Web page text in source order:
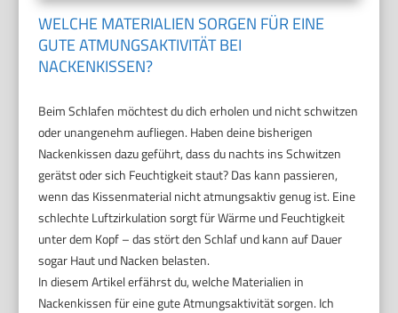
WELCHE MATERIALIEN SORGEN FÜR EINE
GUTE ATMUNGSAKTIVITÄT BEI
NACKENKISSEN?
Beim Schlafen möchtest du dich erholen und nicht schwitzen
oder unangenehm aufliegen. Haben deine bisherigen
Nackenkissen dazu geführt, dass du nachts ins Schwitzen
gerätst oder sich Feuchtigkeit staut? Das kann passieren,
wenn das Kissenmaterial nicht atmungsaktiv genug ist. Eine
schlechte Luftzirkulation sorgt für Wärme und Feuchtigkeit
unter dem Kopf – das stört den Schlaf und kann auf Dauer
sogar Haut und Nacken belasten.
In diesem Artikel erfährst du, welche Materialien in
Nackenkissen für eine gute Atmungsaktivität sorgen. Ich